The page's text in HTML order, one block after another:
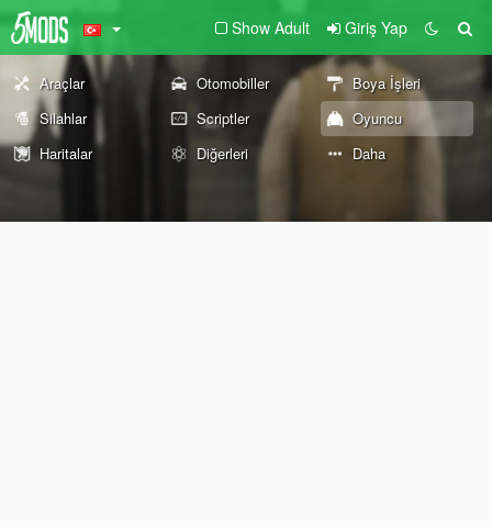
Show Adult Giriş Yap
Araçlar Otomobiller
Boya İşleri
Silahlar
Scriptler
Oyuncu
Haritalar
Diğerleri Daha